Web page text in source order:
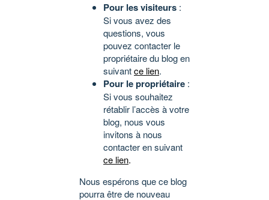
Pour les visiteurs :
Si vous avez des
questions, vous
pouvez contacter le
propriétaire du blog en
suivantce lien.
Pour le propriétaire :
Si vous souhaitez
rétablir l’accès à votre
blog, nous vous
invitons à nous
contacter en suivant
ce lien.
Nous espérons que ce blog
pourra être de nouveau